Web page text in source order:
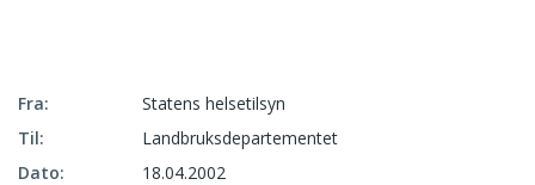
Fra:
Statens helsetilsyn
Til:
Landbruksdepartementet
Dato:
18.04.2002